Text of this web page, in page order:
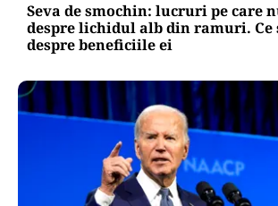
Seva de smochin: lucruri pe care
despre lichidul alb din ramuri. Ce
despre beneficiile ei